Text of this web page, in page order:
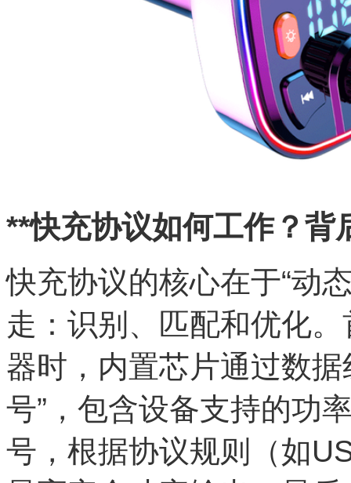
**快充协议如何工作？背
快充协议的核心在于“动
走：识别、匹配和优化
器时，内置芯片通过数
号”，包含设备支持的功
号，根据协议规则（如